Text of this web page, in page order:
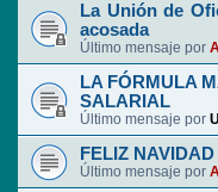
La Unión de
acosada
Último mensaje por
LA FÓRMULA
SALARIAL
Último mensaje por
FELIZ
Último mensaje por